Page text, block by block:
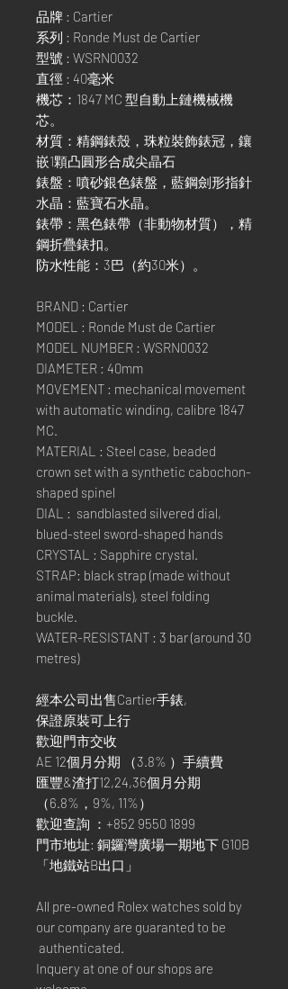
品牌 : Cartier
系列 : Ronde Must de Cartier
型號 : WSRN0032
直徑 : 40毫米
機芯：1847 MC 型自動上鏈機械機
芯。
材質：精鋼錶殼，珠粒裝飾錶冠，鑲
嵌1顆凸圓形合成尖晶石
錶盤：噴砂銀色錶盤，藍鋼劍形指針
水晶：藍寶石水晶。
錶帶：黑色錶帶（非動物材質），精
鋼折疊錶扣。
防水性能：3巴（約30米）。
BRAND : Cartier
MODEL : Ronde Must de Cartier
MODEL NUMBER : WSRN0032
DIAMETER : 40mm
MOVEMENT : mechanical movement
with automatic winding, calibre 1847
MC.
MATERIAL : Steel case, beaded
crown set with a synthetic cabochon-
shaped spinel
DIAL : sandblasted silvered dial,
blued-steel sword-shaped hands
CRYSTAL : Sapphire crystal.
STRAP: black strap (made without
animal materials), steel folding
buckle.
WATER-RESISTANT : 3 bar (around 30
metres)
經本公司出售Cartier手錶,
保證原裝可上行
歡迎門市交收
AE 12個月分期 （3.8% ）手續費
匯豐&渣打12,24,36個月分期
（6.8%，9%, 11%）
歡迎查詢 ：+852 9550 1899
門市地址: 銅鑼灣廣場一期地下 G10B
「地鐵站B出口」
All pre-owned Rolex watches sold by
our company are guaranted to be
authenticated.
Inquery at one of our shops are